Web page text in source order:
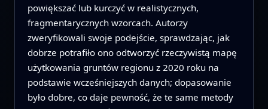
powiększać lub kurczyć w realistycznych,
fragmentarycznych wzorcach. Autorzy
zweryfikowali swoje podejście, sprawdzając, jak
dobrze potrafiło ono odtworzyć rzeczywistą mapę
użytkowania gruntów regionu z 2020 roku na
podstawie wcześniejszych danych; dopasowanie
było dobre, co daje pewność, że te same metody